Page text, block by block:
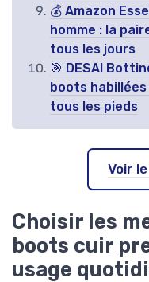
💰 Amazon
homme : la
tous les jours
🎯 DESAI
boots
tous les pieds
Voir
Choisir les
boots cuir
usage